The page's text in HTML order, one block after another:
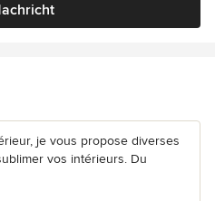
je vous propose diverses
vos intérieurs. Du